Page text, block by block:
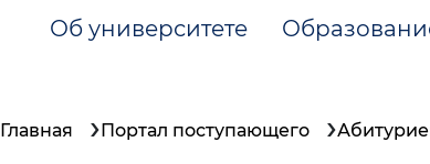
Об университете
Главная Портал поступающего